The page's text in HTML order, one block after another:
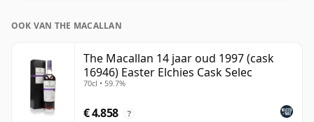
OOK VAN THE MACALLAN
The Macallan 14 jaar oud 1997 (cask
16946) Easter Elchies Cask Selec
70cl • 59.7%
€ 4.858 ?